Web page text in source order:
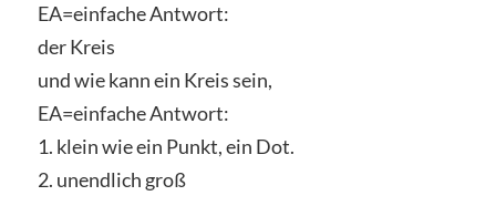
EA=einfache Antwort:
der Kreis
und wie kann ein Kreis sein,
EA=einfache Antwort:
1. klein wie ein Punkt, ein Dot.
2. unendlich groß